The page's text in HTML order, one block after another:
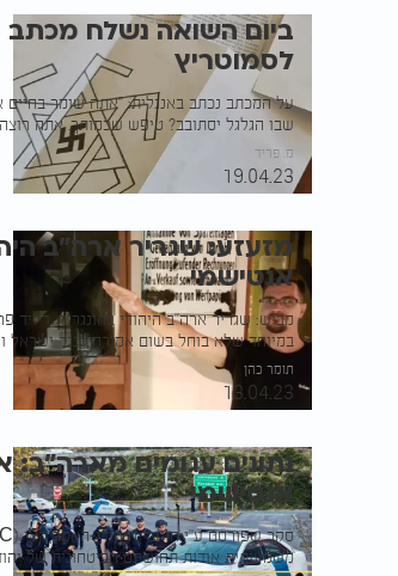
ביום השואה נשלח
לסמוטריץ
על המכתב נכתב באנגלית: "אתה שומר בחיים
שבו הגלגל יסתובב? טיפש שכמותך. אתה
מ. פריד
19.04.23
מזעזע: שגריר ארה"ב
אנטישמי
מביש: שגריר ארה"ב היהודי בהונגריה, דיויד
במיוחד שלא בוחל בשום אמירה כנגד ישראל
תומר כהן
13.04.23
אנטישמי
משמעותית אודות תחושתם הביטחונית של יהודי ארה"ב